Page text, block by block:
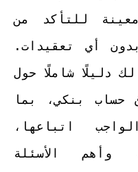
للتأكد من
أي تعقيدات.
دليلًا شاملًا حول
حساب بنكي، بما
اتباعها،
وأهم الأسئلة